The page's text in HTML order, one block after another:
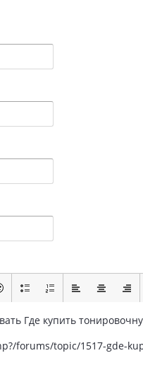
Где купить
forums/topic/1517-gde-